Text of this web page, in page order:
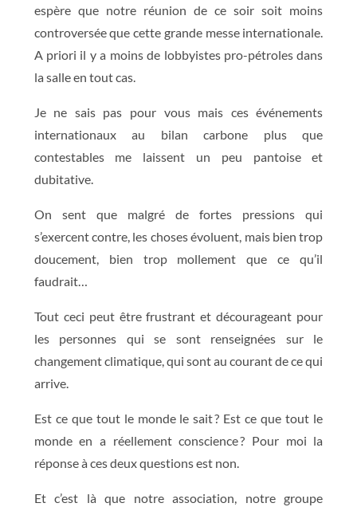
espère que notre réunion de ce soir soit moins
controversée que cette grande messe internationale.
A priori il y a moins de lobbyistes pro-pétroles dans
la salle en tout cas.
Je ne sais pas pour vous mais ces événements
internationaux au bilan carbone plus que
contestables me laissent un peu pantoise et
dubitative.
On sent que malgré de fortes pressions qui
s’exercent contre, les choses évoluent, mais bien trop
doucement, bien trop mollement que ce qu’il
faudrait…
Tout ceci peut être frustrant et décourageant pour
les personnes qui se sont renseignées sur le
changement climatique, qui sont au courant de ce qui
arrive.
Est ce que tout le monde le sait ? Est ce que tout le
monde en a réellement conscience ? Pour moi la
réponse à ces deux questions est non.
Et c’est là que notre association, notre groupe